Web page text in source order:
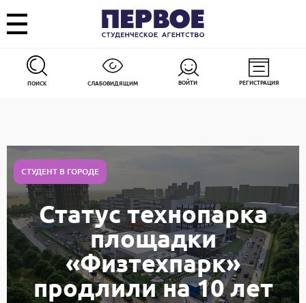
ПОИСК СЛАБОВИДЯЩИМ ВОЙТИ РЕГИСТРАЦИЯ
СТУДЕНТ В ГОРОДЕ
Статус технопарка
площадки
«Физтехпарк»
продлили на 10 лет